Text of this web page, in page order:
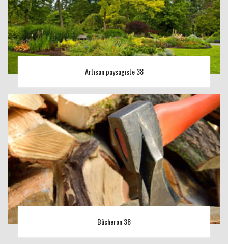
Artisan paysagiste 38
Bûcheron 38